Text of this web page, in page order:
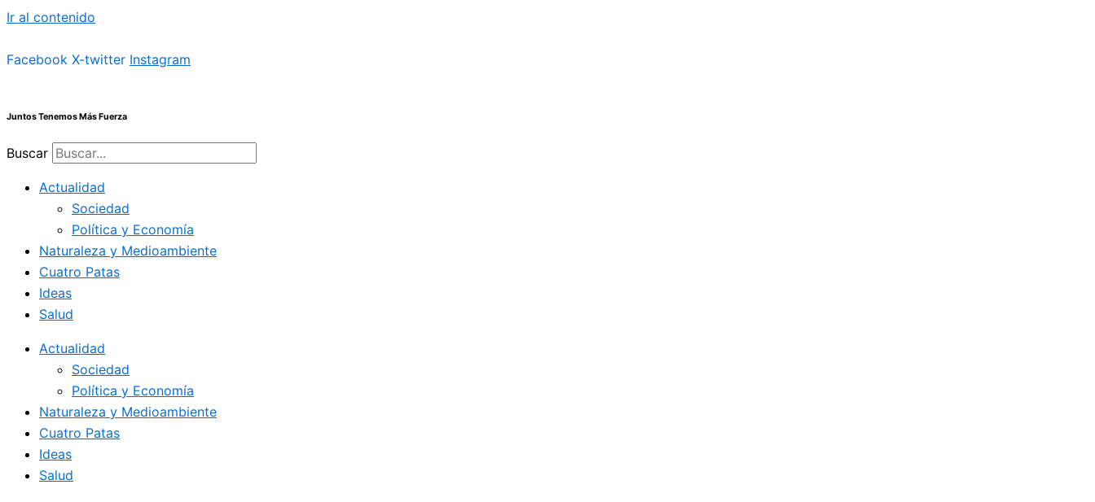
Ir al contenido
Facebook X-twitter Instagram
Juntos Tenemos Más Fuerza
Buscar
Actualidad
Sociedad
Política y Economía
Naturaleza y Medioambiente
Cuatro Patas
Ideas
Salud
Actualidad
Sociedad
Política y Economía
Naturaleza y Medioambiente
Cuatro Patas
Ideas
Salud